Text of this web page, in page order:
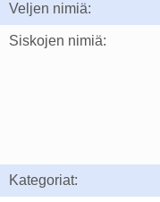
Veljen nimiä:
Siskojen nimiä:
Kategoriat: